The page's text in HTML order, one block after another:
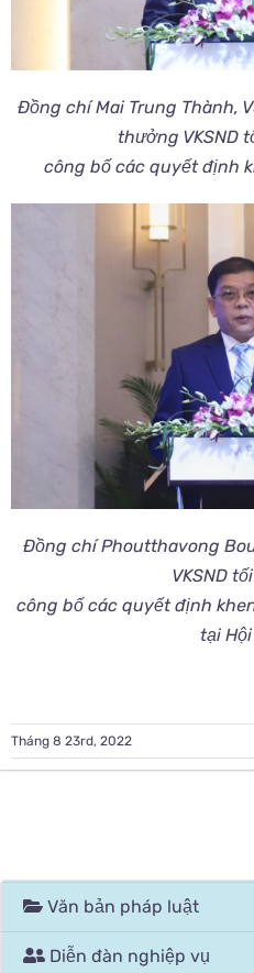
Đồng chí Mai Trung Thành,
thưởng VKSND
công bố các quyết định
Đồng chí Phoutthavong
VKSND
công bố các quyết định
tại
Tháng 8 23rd, 2022
Văn bản pháp luật
Diễn đàn nghiệp vụ